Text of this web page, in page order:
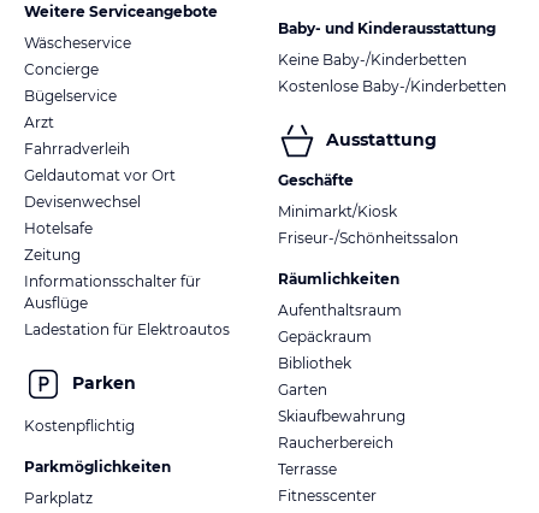
Weitere Serviceangebote
Wäscheservice
Concierge
Bügelservice
Arzt
Fahrradverleih
Geldautomat vor Ort
Devisenwechsel
Hotelsafe
Zeitung
Informationsschalter für
Ausflüge
Ladestation für Elektroautos
Parken
Kostenpflichtig
Parkmöglichkeiten
Parkplatz
Baby- und Kinderausstattung
Keine Baby-/Kinderbetten
Kostenlose Baby-/Kinderbetten
Ausstattung
Geschäfte
Minimarkt/Kiosk
Friseur-/Schönheitssalon
Räumlichkeiten
Aufenthaltsraum
Gepäckraum
Bibliothek
Garten
Skiaufbewahrung
Raucherbereich
Terrasse
Fitnesscenter